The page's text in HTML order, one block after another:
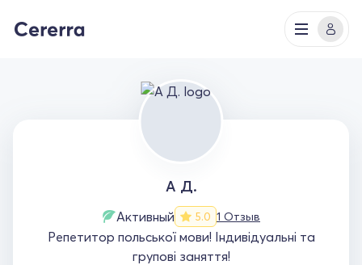
А Д.
Активный 5.0 1 Отзыв
Репетитор польської мови! Індивідуальні та
групові заняття!